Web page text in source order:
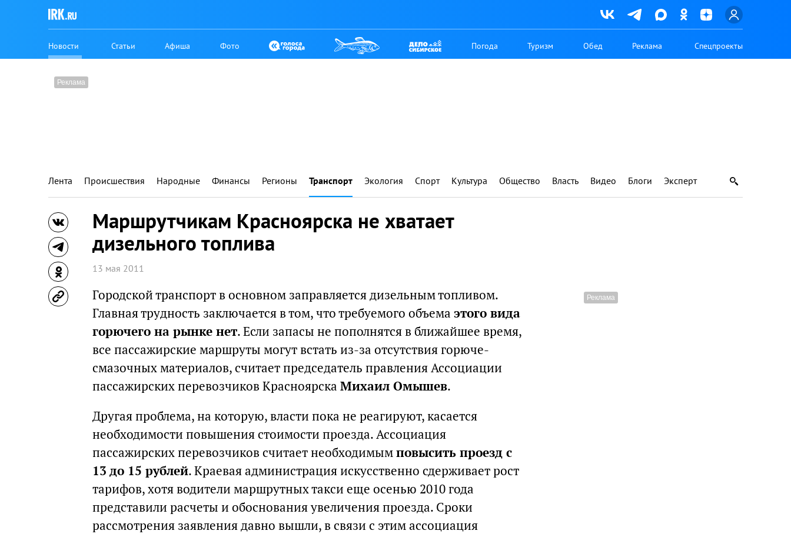
Новости Статьи Афиша Фото Погода Туризм Обед Реклама Спецпроекты
Лента Происшествия Народные Финансы Регионы Транспорт Экология Спорт Культура Общество Власть Видео Блоги Эксперт
Маршрутчикам Красноярска не хватает
дизельного топлива
13 мая 2011
Городской транспорт в основном заправляется дизельным топливом.
Главная трудность заключается в том, что требуемого объема этого вида
горючего на рынке нет. Если запасы не пополнятся в ближайшее время,
все пассажирские маршруты могут встать из-за отсутствия горюче-
смазочных материалов, считает председатель правления Ассоциации
пассажирских перевоз­чиков Красноярска Михаил Омышев.
Другая проблема, на которую, власти пока не реагируют, касается
необходимости повышения стоимости проезда. Ассоциация
пассажирских перевоз­чиков считает необходимымповысить проезд с
13 до 15 рублей. Краевая администрация искусственно сдерживает рост
тарифов, хотя водители маршрутных такси еще осенью 2010 года
представили расчеты и обоснования увеличения проезда. Сроки
рассмотрения заявления давно вышли, в связи с этим ассоциация